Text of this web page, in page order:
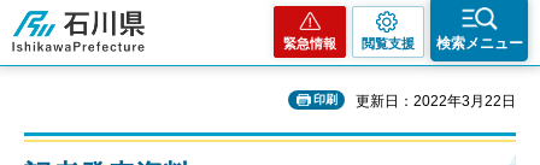
石川県
緊急情報 閲覧支援 検索メニュー
印刷 更新日：2022年3月22日